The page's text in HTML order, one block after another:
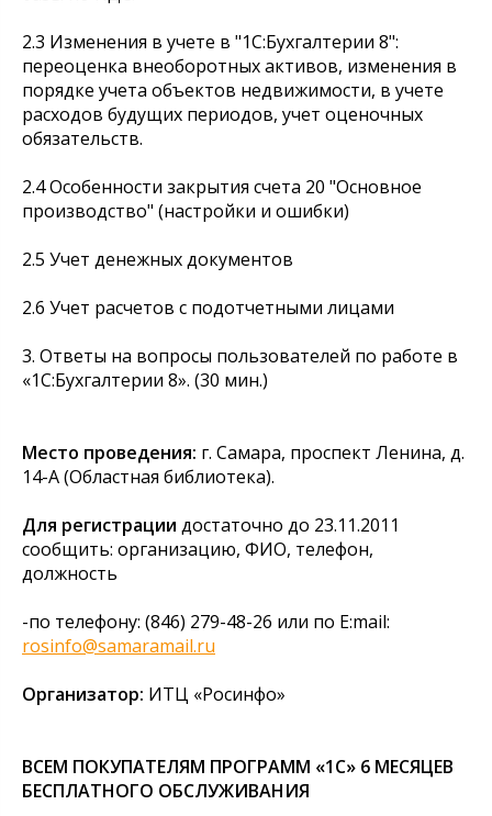
2.3 Изменения в учете в "1С:Бухгалтерии 8":
переоценка внеоборотных активов, изменения в
порядке учета объектов недвижимости, в учете
расходов будущих периодов, учет оценочных
обязательств.
2.4 Особенности закрытия счета 20 "Основное
производство" (настройки и ошибки)
2.5 Учет денежных документов
2.6 Учет расчетов с подотчетными лицами
3. Ответы на вопросы пользователей по работе в
«1С:Бухгалтерии 8». (30 мин.)
Место проведения: г. Самара, проспект Ленина, д.
14-А (Областная библиотека).
Для регистрации достаточно до 23.11.2011
сообщить: организацию, ФИО, телефон,
должность
-по телефону: (846) 279-48-26 или по E:mail:
rosinfo@samaramail.ru
Организатор: ИТЦ «Росинфо»
ВСЕМ ПОКУПАТЕЛЯМ ПРОГРАММ «1С» 6 МЕСЯЦЕВ
БЕСПЛАТНОГО ОБСЛУЖИВАНИЯ